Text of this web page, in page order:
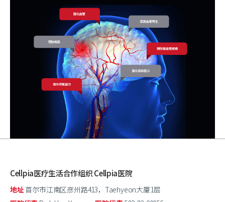
Cellpia医疗生活合作组织 Cellpia医院
地址首尔市江南区彦州路413，Taehyeon大厦1层